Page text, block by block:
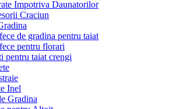
Impotriva Daunatorilor
Craciun
de gradina pentru taiat
pentru florari
pentru taiat crengi
Inel
Gradina